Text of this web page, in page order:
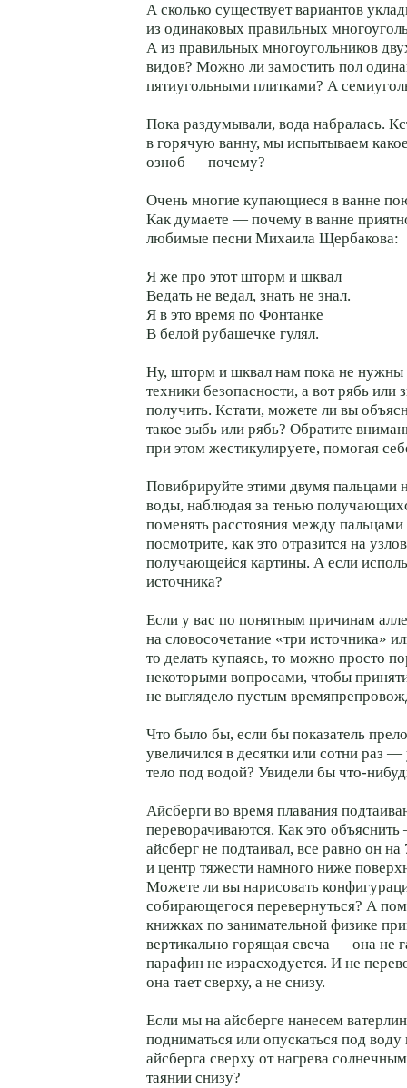
А сколько существует вариантов
из одинаковых правильных
А из правильных многоугольников
видов? Можно ли замостить пол
пятиугольными плитками? А
Пока раздумывали, вода набралась.
в горячую ванну, мы испытываем
озноб — почему?
Очень многие купающиеся в ванне
Как думаете — почему в ванне
любимые песни Михаила Щербакова:
Я же про этот шторм и шквал
Ведать не ведал, знать не знал.
Я в это время по Фонтанке
В белой рубашечке гулял.
Ну, шторм и шквал нам пока не
техники безопасности, а вот рябь или
получить. Кстати, можете ли вы
такое зыбь или рябь? Обратите
при этом жестикулируете, помогая
Повибрируйте этими двумя пальцами
воды, наблюдая за тенью
поменять расстояния между
посмотрите, как это отразится на
получающейся картины. А если
источника?
Если у вас по понятным причинам
на словосочетание «три источника»
то делать купаясь, то можно просто
некоторыми вопросами, чтобы
не выглядело пустым
Что было бы, если бы показатель
увеличился в десятки или сотни раз
тело под водой? Увидели бы что-
Айсберги во время плавания
переворачиваются. Как это
айсберг не подтаивал, все равно он
и центр тяжести намного ниже
Можете ли вы нарисовать
собирающегося перевернуться? А
книжках по занимательной физике
вертикально горящая свеча — она не
парафин не израсходуется. И не
она тает сверху, а не снизу.
Если мы на айсберге нанесем
подниматься или опускаться под воду
айсберга сверху от нагрева
таянии снизу?